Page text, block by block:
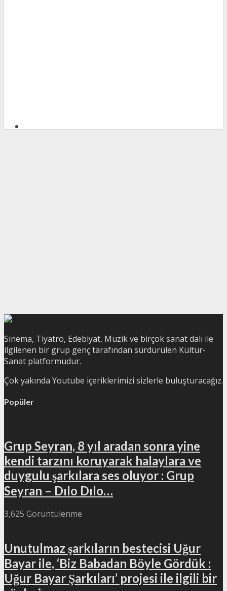
Sinema, Tiyatro, Edebiyat, Müzik ve birçok sanat dalı ile
ilgilenen bir grup genç tarafından sürdürülen Kültür-
Sanat platformudur.
Çok yakında Youtube içeriklerimizi sizlerle buluşturacağız.
Popüler
Grup Seyran, 8 yıl aradan sonra yine
kendi tarzını koruyarak halaylara ve
duygulu şarkılara ses oluyor : Grup
Seyran – Dılo Dılo…
3,625 Görüntülenme
Unutulmaz şarkıların bestecisi Uğur
Bayar ile, ‘Biz Babadan Böyle Gördük :
Uğur Bayar Şarkıları’ projesi ile ilgili bir